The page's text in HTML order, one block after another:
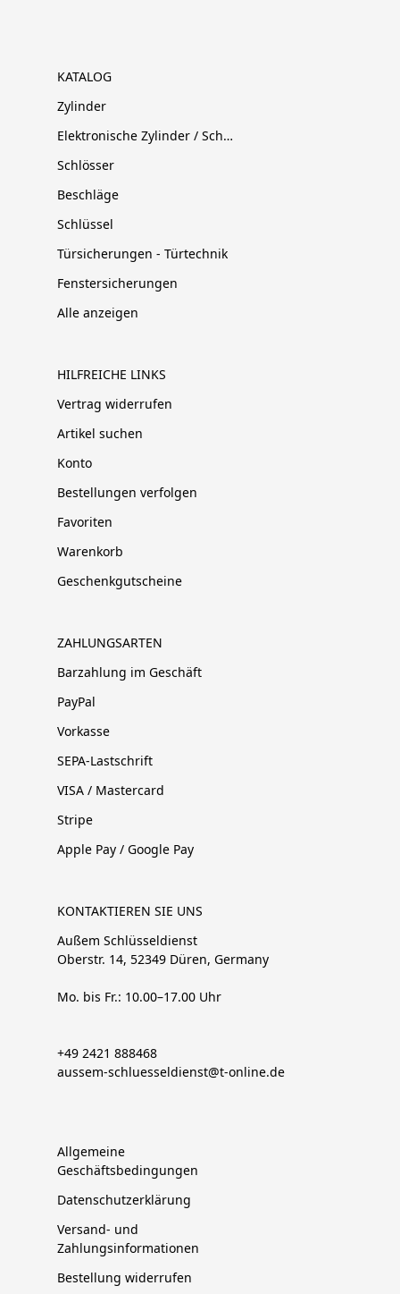
KATALOG
Zylinder
Elektronische Zylinder / Schließsysteme
Schlösser
Beschläge
Schlüssel
Türsicherungen - Türtechnik
Fenstersicherungen
Alle anzeigen
HILFREICHE LINKS
Vertrag widerrufen
Artikel suchen
Konto
Bestellungen verfolgen
Favoriten
Warenkorb
Geschenkgutscheine
ZAHLUNGSARTEN
Barzahlung im Geschäft
PayPal
Vorkasse
SEPA-Lastschrift
VISA / Mastercard
Stripe
Apple Pay / Google Pay
KONTAKTIEREN SIE UNS
Außem Schlüsseldienst
Oberstr. 14, 52349 Düren, Germany
Mo. bis Fr.: 10.00–17.00 Uhr
+49 2421 888468
aussem-schluesseldienst@t-online.de
Allgemeine
Geschäftsbedingungen
Datenschutzerklärung
Versand- und
Zahlungsinformationen
Bestellung widerrufen